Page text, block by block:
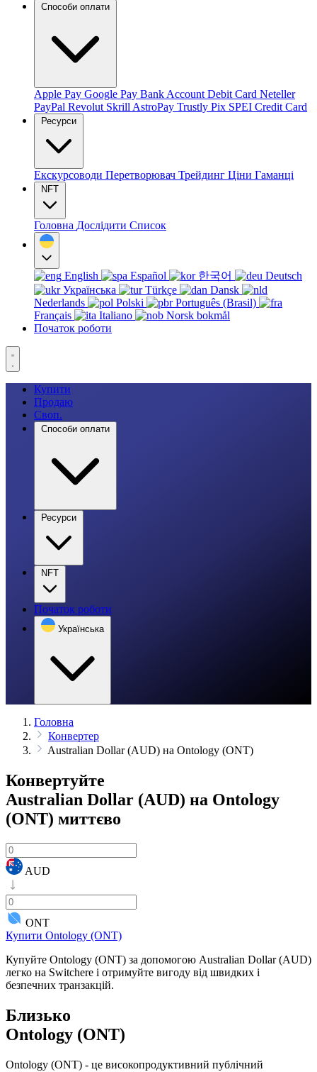
Способи оплати
Apple Pay Google Pay Bank Account Debit Card Neteller
PayPal Revolut Skrill AstroPay Trustly Pix SPEI Credit Card
Ресурси
Екскурсоводи Перетворювач Трейдинг Ціни Гаманці
NFT
Головна Дослідити Список
English Español 한국어
Deutsch
Українська
Türkçe
Dansk
Nederlands
Polski
Português (Brasil)
Français
Italiano
Norsk bokmål
Початок роботи
Купити
Продаю
Своп.
Способи оплати
Ресурси
NFT
Початок роботи
Українська
Головна
Конвертер
Australian Dollar (AUD) на Ontology (ONT)
Конвертуйте
Australian Dollar (AUD) на Ontology
(ONT) миттєво
AUD
ONT
Купити Ontology (ONT)
Купуйте Ontology (ONT) за допомогою Australian Dollar (AUD)
легко на Switchere і отримуйте вигоду від швидких і
безпечних транзакцій.
Близько
Ontology (ONT)
Ontology (ONT) - це високопродуктивний публічний